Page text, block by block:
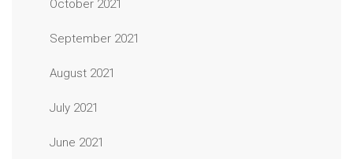
October 2021
September 2021
August 2021
July 2021
June 2021